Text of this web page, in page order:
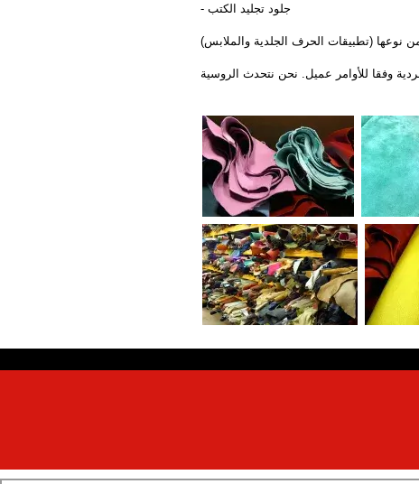
- جلود تجليد الكتب